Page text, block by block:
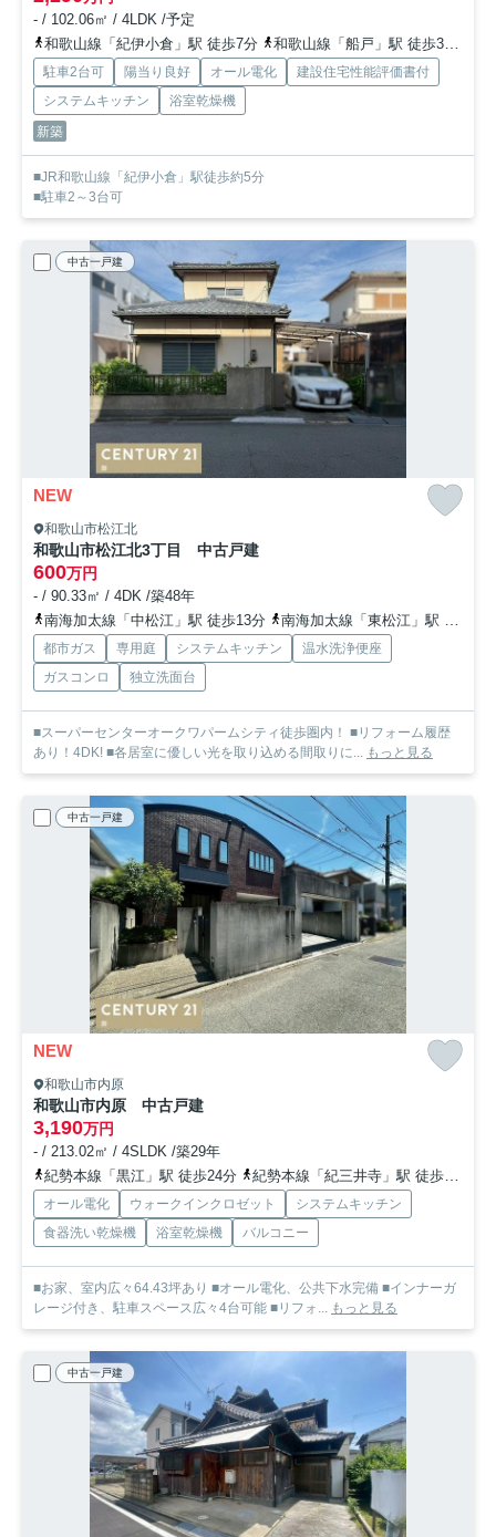
- / 102.06㎡ / 4LDK /予定
和歌山線「紀伊小倉」駅 徒歩7分
和歌山線「船戸」駅 徒歩30分
駐車2台可 陽当り良好 オール電化
建設住宅性能評価書付
システムキッチン
浴室乾燥機
新築
■JR和歌山線「紀伊小倉」駅徒歩約5分
■駐車2～3台可
中古一戸建
NEW
和歌山市松江北
和歌山市松江北3丁目 中古戸建
600万円
- / 90.33㎡ / 4DK /築48年
南海加太線「中松江」駅 徒歩13分
南海加太線「東松江」駅 徒歩14分
都市ガス 専用庭 システムキッチン
温水洗浄便座
ガスコンロ
独立洗面台
■スーパーセンターオークワパームシティ徒歩圏内！ ■リフォーム履歴
あり！4DK! ■各居室に優しい光を取り込める間取りに...
もっと見る
中古一戸建
NEW
和歌山市内原
和歌山市内原 中古戸建
3,190万円
- / 213.02㎡ / 4SLDK /築29年
紀勢本線「黒江」駅 徒歩24分
紀勢本線「紀三井寺」駅 徒歩33分
オール電化 ウォークインクロゼット
システムキッチン
食器洗い乾燥機
浴室乾燥機 バルコニー
■お家、室内広々64.43坪あり ■オール電化、公共下水完備 ■インナーガ
レージ付き、駐車スペース広々4台可能 ■リフォ...
もっと見る
中古一戸建